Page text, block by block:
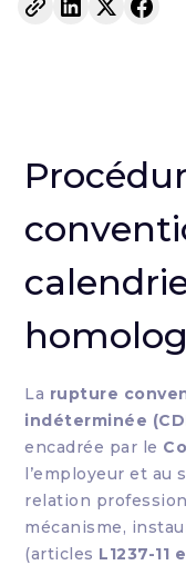
La rupture
indéterminée
encadrée par le
l’employeur et au
relation
mécanisme,
(articles L1237-